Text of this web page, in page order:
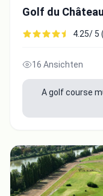
Golf du
4.25/ 5
16 Ansichten
A golf course